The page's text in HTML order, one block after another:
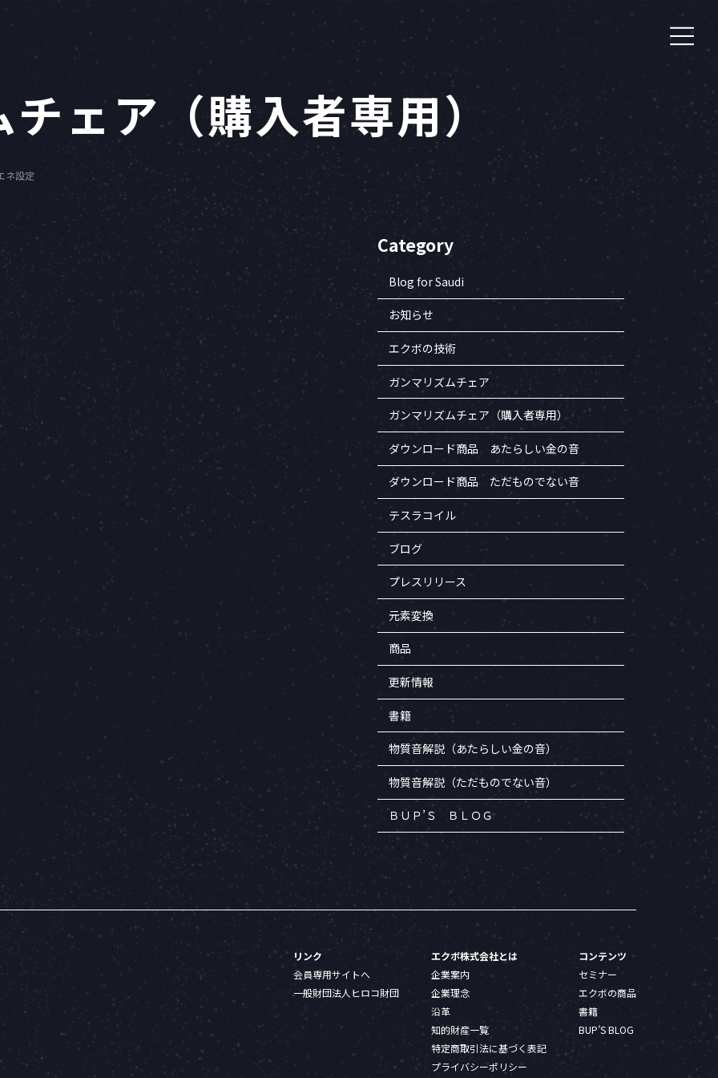
ェア（購入者専用）
ネ設定
Category
Blog for Saudi
お知らせ
エクボの技術
ガンマリズムチェア
ガンマリズムチェア（購入者専用）
ダウンロード商品 あたらしい金の音
ダウンロード商品 ただものでない音
テスラコイル
ブログ
プレスリリース
元素変換
商品
更新情報
書籍
物質音解説（あたらしい金の音）
物質音解説（ただものでない音）
ＢＵＰ’Ｓ ＢＬＯＧ
リンク
会員専用サイトへ
一般財団法人ヒロコ財団
エクボ株式会社とは
企業案内
企業理念
沿革
知的財産一覧
特定商取引法に基づく表記
プライバシーポリシー
コンテンツ
セミナー
エクボの商品
書籍
BUP’S BLOG